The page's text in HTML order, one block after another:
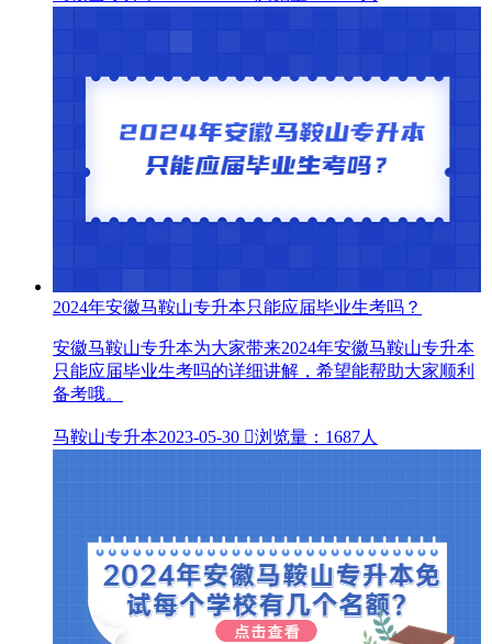
2024年安徽马鞍山专升本只能应届毕业生考吗？
安徽马鞍山专升本为大家带来2024年安徽马鞍山专升本
只能应届毕业生考吗的详细讲解，希望能帮助大家顺利
备考哦。
马鞍山专升本2023-05-30 浏览量：1687人